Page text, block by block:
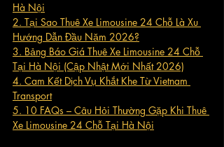
Hà Nội
2. Tại Sao Thuê Xe Limousine 24 Chỗ Là Xu
Hướng Dẫn Đầu Năm 2026?
3. Bảng Báo Giá Thuê Xe Limousine 24 Chỗ
Tại Hà Nội (Cập Nhật Mới Nhất 2026)
4. Cam Kết Dịch Vụ Khắt Khe Từ Vietnam
Transport
5. 10 FAQs – Câu Hỏi Thường Gặp Khi Thuê
Xe Limousine 24 Chỗ Tại Hà Nội